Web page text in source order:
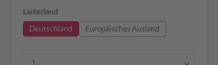
Lieferland
Deutschland Europäisches Ausland
Produkt Anzahl: Gib den gewünschten